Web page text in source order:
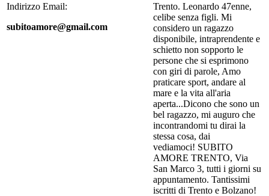
Indirizzo Email:
subitoamore@gmail.com
Trento. Leonardo 47enne,
celibe senza figli. Mi
considero un ragazzo
disponibile, intraprendente e
schietto non sopporto le
persone che si esprimono
con giri di parole, Amo
praticare sport, andare al
mare e la vita all'aria
aperta...Dicono che sono un
bel ragazzo, mi auguro che
incontrandomi tu dirai la
stessa cosa, dai
vediamoci! SUBITO
AMORE TRENTO, Via
San Marco 3, tutti i giorni su
appuntamento. Tantissimi
iscritti di Trento e Bolzano!